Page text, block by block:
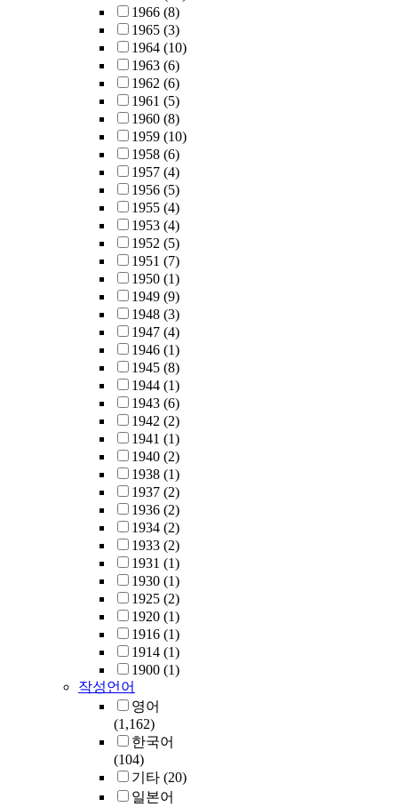
1966 (8)
1965 (3)
1964 (10)
1963 (6)
1962 (6)
1961 (5)
1960 (8)
1959 (10)
1958 (6)
1957 (4)
1956 (5)
1955 (4)
1953 (4)
1952 (5)
1951 (7)
1950 (1)
1949 (9)
1948 (3)
1947 (4)
1946 (1)
1945 (8)
1944 (1)
1943 (6)
1942 (2)
1941 (1)
1940 (2)
1938 (1)
1937 (2)
1936 (2)
1934 (2)
1933 (2)
1931 (1)
1930 (1)
1925 (2)
1920 (1)
1916 (1)
1914 (1)
1900 (1)
작성언어
영어
(1,162)
한국어
(104)
기타 (20)
일본어